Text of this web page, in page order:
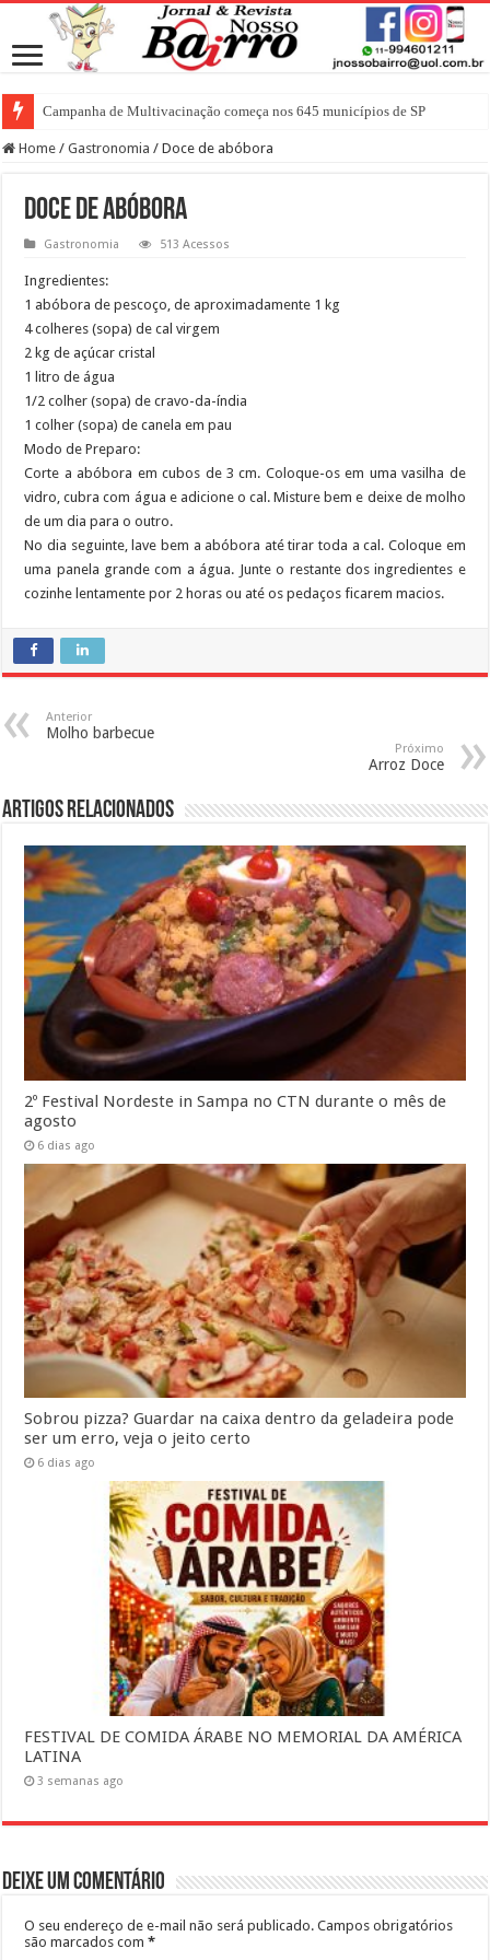
Campanha de Multivacinação começa nos 645 municípios de SP
Home / Gastronomia / Doce de abóbora
Doce de abóbora
Gastronomia 513 Acessos
Ingredientes:
1 abóbora de pescoço, de aproximadamente 1 kg
4 colheres (sopa) de cal virgem
2 kg de açúcar cristal
1 litro de água
1/2 colher (sopa) de cravo-da-índia
1 colher (sopa) de canela em pau
Modo de Preparo:
Corte a abóbora em cubos de 3 cm. Coloque-os em uma vasilha de
vidro, cubra com água e adicione o cal. Misture bem e deixe de molho
de um dia para o outro.
No dia seguinte, lave bem a abóbora até tirar toda a cal. Coloque em
uma panela grande com a água. Junte o restante dos ingredientes e
cozinhe lentamente por 2 horas ou até os pedaços ficarem macios.
Anterior
Molho barbecue
Próximo
Arroz Doce
Artigos Relacionados
2º Festival Nordeste in Sampa no CTN durante o mês de
agosto
6 dias ago
Sobrou pizza? Guardar na caixa dentro da geladeira pode
ser um erro, veja o jeito certo
6 dias ago
FESTIVAL DE COMIDA ÁRABE NO MEMORIAL DA AMÉRICA
LATINA
3 semanas ago
Deixe um comentário
O seu endereço de e-mail não será publicado. Campos obrigatórios
são marcados com*